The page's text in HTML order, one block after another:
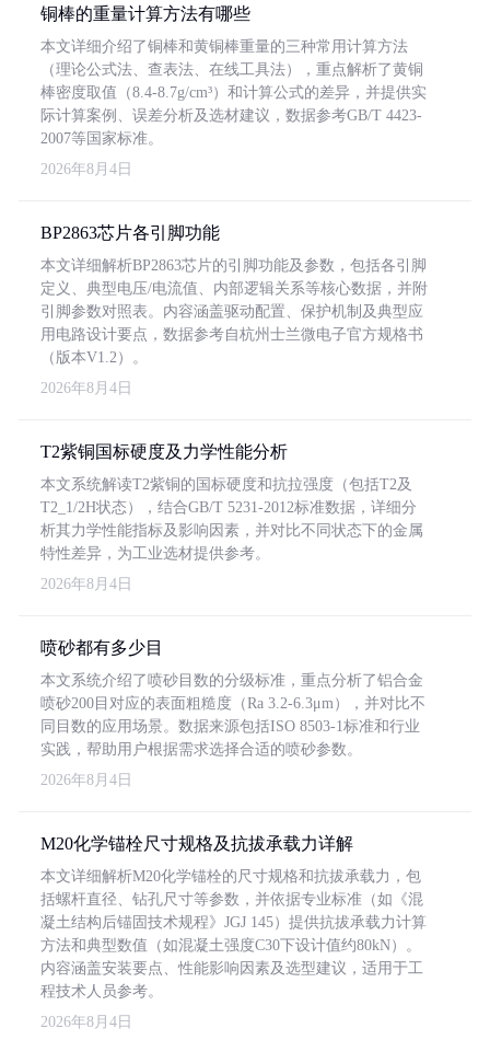
铜棒的重量计算方法有哪些
本文详细介绍了铜棒和黄铜棒重量的三种常用计算方法
（理论公式法、查表法、在线工具法），重点解析了黄铜
棒密度取值（8.4-8.7g/cm³）和计算公式的差异，并提供实
际计算案例、误差分析及选材建议，数据参考GB/T 4423-
2007等国家标准。
2026年8月4日
BP2863芯片各引脚功能
本文详细解析BP2863芯片的引脚功能及参数，包括各引脚
定义、典型电压/电流值、内部逻辑关系等核心数据，并附
引脚参数对照表。内容涵盖驱动配置、保护机制及典型应
用电路设计要点，数据参考自杭州士兰微电子官方规格书
（版本V1.2）。
2026年8月4日
T2紫铜国标硬度及力学性能分析
本文系统解读T2紫铜的国标硬度和抗拉强度（包括T2及
T2_1/2H状态），结合GB/T 5231-2012标准数据，详细分
析其力学性能指标及影响因素，并对比不同状态下的金属
特性差异，为工业选材提供参考。
2026年8月4日
喷砂都有多少目
本文系统介绍了喷砂目数的分级标准，重点分析了铝合金
喷砂200目对应的表面粗糙度（Ra 3.2-6.3μm），并对比不
同目数的应用场景。数据来源包括ISO 8503-1标准和行业
实践，帮助用户根据需求选择合适的喷砂参数。
2026年8月4日
M20化学锚栓尺寸规格及抗拔承载力详解
本文详细解析M20化学锚栓的尺寸规格和抗拔承载力，包
括螺杆直径、钻孔尺寸等参数，并依据专业标准（如《混
凝土结构后锚固技术规程》JGJ 145）提供抗拔承载力计算
方法和典型数值（如混凝土强度C30下设计值约80kN）。
内容涵盖安装要点、性能影响因素及选型建议，适用于工
程技术人员参考。
2026年8月4日